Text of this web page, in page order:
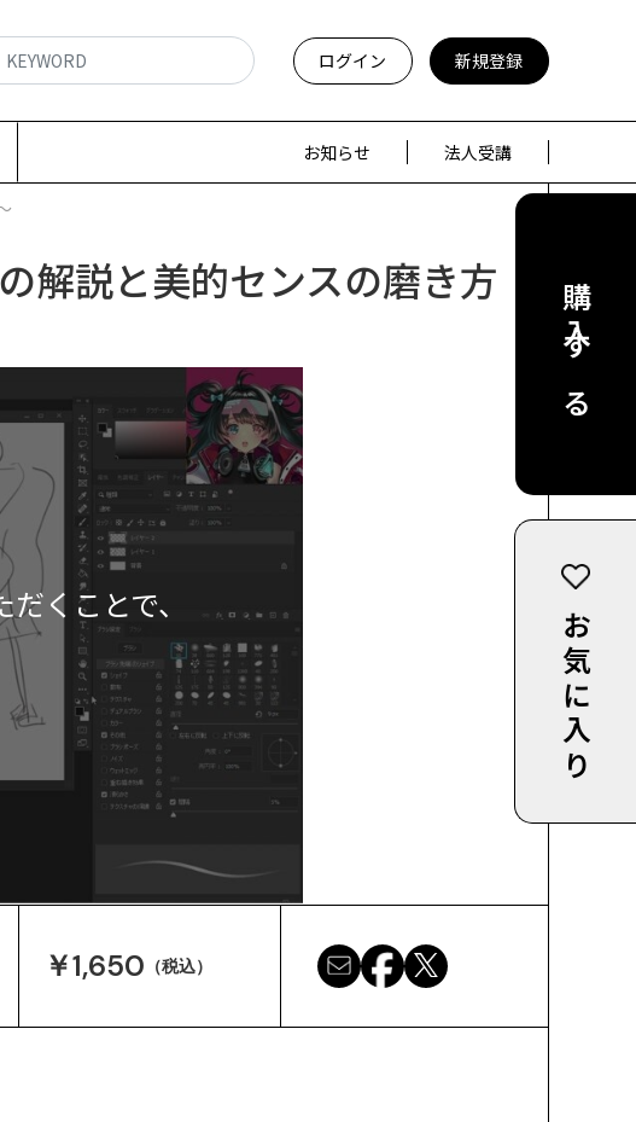
ログイン 新規登録
お知らせ 法人受講
解説と美的センスの磨き方
くことで、
購入する
お気に入り
￥1,650 （税込）